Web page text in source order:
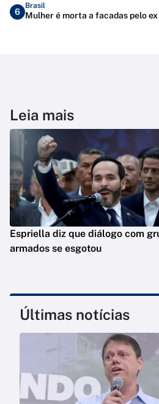
6
Brasil
Mulher é morta a facadas pelo
Leia mais
Espriella diz que diálogo com
armados se esgotou
Últimas notícias